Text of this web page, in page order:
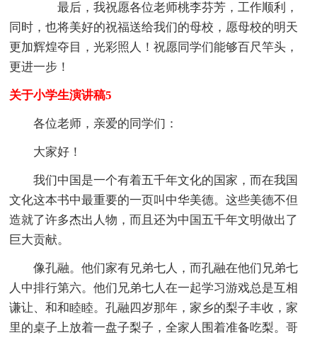
最后，我祝愿各位老师桃李芬芳，工作顺利，
同时，也将美好的祝福送给我们的母校，愿母校的明天
更加辉煌夺目，光彩照人！祝愿同学们能够百尺竿头，
更进一步！
关于小学生演讲稿5
各位老师，亲爱的同学们：
大家好！
我们中国是一个有着五千年文化的国家，而在我国
文化这本书中最重要的一页叫中华美德。这些美德不但
造就了许多杰出人物，而且还为中国五千年文明做出了
巨大贡献。
像孔融。他们家有兄弟七人，而孔融在他们兄弟七
人中排行第六。他们兄弟七人在一起学习游戏总是互相
谦让、和和睦睦。孔融四岁那年，家乡的梨子丰收，家
里的桌子上放着一盘子梨子，全家人围着准备吃梨。哥